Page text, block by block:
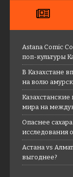
Astana Comic
поп-культуры
В Казахстане
на волю
мира на
Опаснее
исследования
Астана vs
выгоднее?